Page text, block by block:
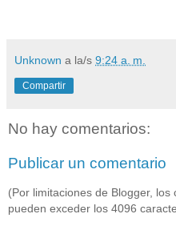
Unknown a la/s 9:24 a. m.
Compartir
No hay comentarios:
Publicar un comentario
(Por limitaciones de Blogger, los
pueden exceder los 4096